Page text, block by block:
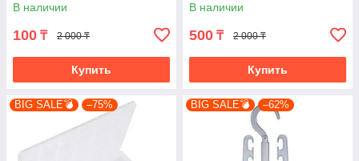
В наличии
100 ₸ 2 000 ₸
Купить
В наличии
500 ₸ 2 000 ₸
Купить
BIG SALE💣 –75% BIG SALE💣 –62%